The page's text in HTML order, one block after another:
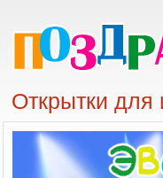
Открытки